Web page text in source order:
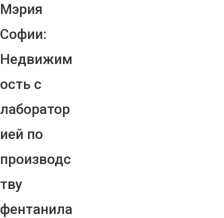
Мэрия
Софии:
Недвижим
ость с
лаборатор
ией по
производс
тву
фентанила